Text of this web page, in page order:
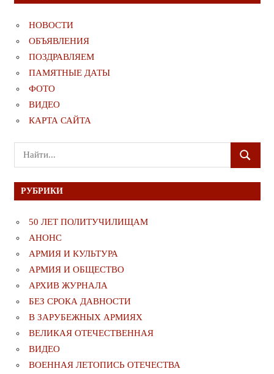
НОВОСТИ
ОБЪЯВЛЕНИЯ
ПОЗДРАВЛЯЕМ
ПАМЯТНЫЕ ДАТЫ
ФОТО
ВИДЕО
КАРТА САЙТА
Поиск
для:
ПОИСК
РУБРИКИ
50 ЛЕТ ПОЛИТУЧИЛИЩАМ
АНОНС
АРМИЯ И КУЛЬТУРА
АРМИЯ И ОБЩЕСТВО
АРХИВ ЖУРНАЛА
БЕЗ СРОКА ДАВНОСТИ
В ЗАРУБЕЖНЫХ АРМИЯХ
ВЕЛИКАЯ ОТЕЧЕСТВЕННАЯ
ВИДЕО
ВОЕННАЯ ЛЕТОПИСЬ ОТЕЧЕСТВА